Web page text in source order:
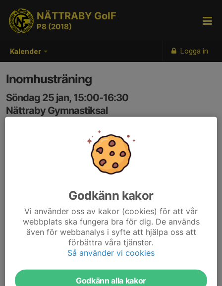
Kalender Logga in
NÄTTRABY GoIF
P8 (2018)
Inomhusträning
Söndag 25 jan, 15:00-16:30
Nättraby Gymnastiksal
Godkänn kakor
Vi använder oss av kakor (cookies) för att vår
webbplats ska fungera bra för dig. De används
även för webbanalys i syfte att hjälpa oss att
förbättra våra tjänster.
Så använder vi cookies
Godkänn alla kakor